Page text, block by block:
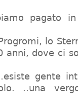
pagato
lo
anni, dove ci
gente
..una